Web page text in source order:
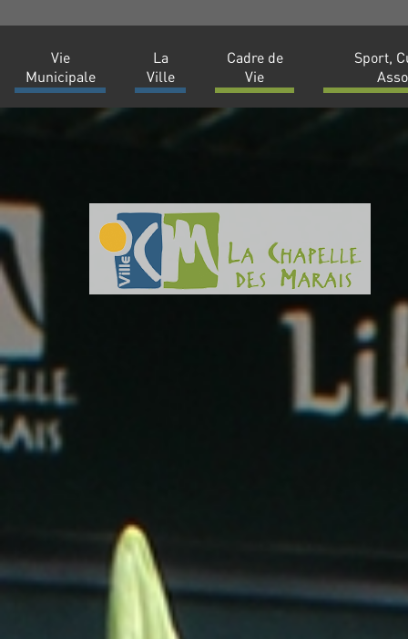
Vie
Municipale
La
Ville
Cadre de
Vie
Sport,